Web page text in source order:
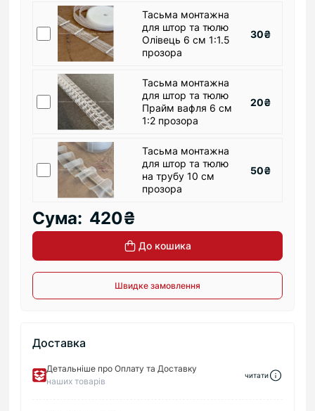
Тасьма монтажна
для штор та тюлю
Олівець 6 см 1:1.5
прозора
30₴
Тасьма монтажна
для штор та тюлю
Прайм вафля 6 см
1:2 прозора
20₴
Тасьма монтажна
для штор та тюлю
на трубу 10 см
прозора
50₴
Сума: 420₴
До кошика
Швидке замовлення
Доставка
Детальніше про Оплату та Доставку
наших товарів
читати